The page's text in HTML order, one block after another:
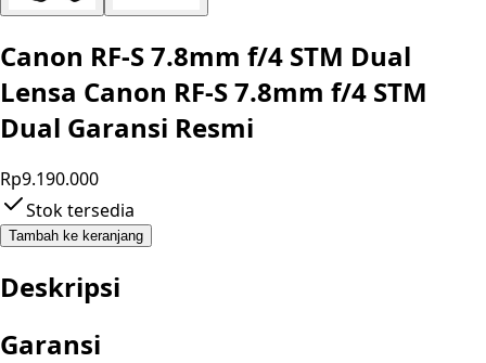
Canon RF-S 7.8mm f/4 STM Dual
Lensa Canon RF-S 7.8mm f/4 STM
Dual Garansi Resmi
Rp9.190.000
Stok tersedia
Tambah ke keranjang
Deskripsi
Garansi